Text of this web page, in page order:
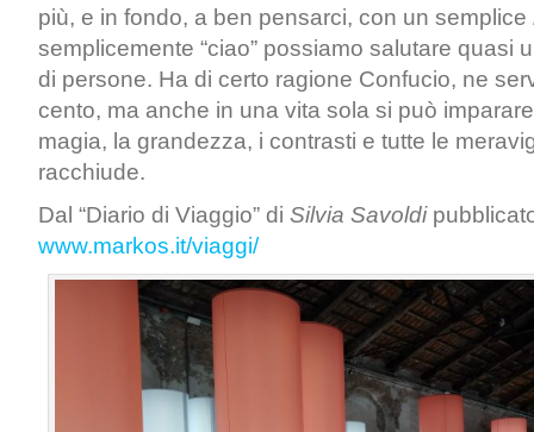
più, e in fondo, a ben pensarci, con un semplice
semplicemente “ciao” possiamo salutare quasi
di persone. Ha di certo ragione Confucio, ne
cento, ma anche in una vita sola si può
magia, la grandezza, i contrasti e tutte le
racchiude.
Dal “Diario di Viaggio” di Silvia Savoldi
www.markos.it/viaggi/